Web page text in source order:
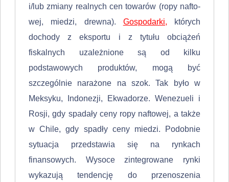
i/lub zmiany realnych cen towarów (ropy nafto­
wej, miedzi, drewna). Gospodarki, których
dochody z eksportu i z tytułu obcią­żeń
fiskalnych uzależnione są od kilku
podstawowych produktów, mogą być
szczególnie narażone na szok. Tak było w
Meksyku, Indonezji, Ekwadorze. Wenezueli i
Rosji, gdy spadały ceny ropy naftowej, a także
w Chile, gdy spadły ceny miedzi. Podobnie
sytuacja przedstawia się na rynkach
finansowych. Wy­soce zintegrowane rynki
wykazują tendencję do przenoszenia